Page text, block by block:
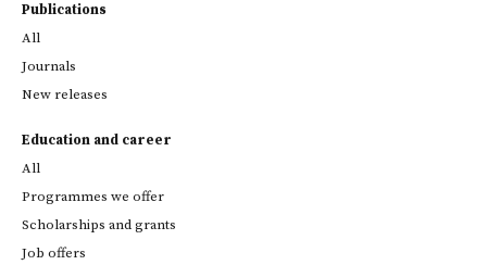
Publications
All
Journals
New releases
Education and career
All
Programmes we offer
Scholarships and grants
Job offers